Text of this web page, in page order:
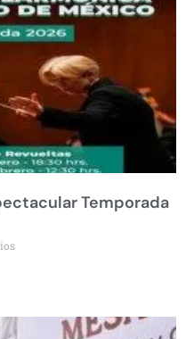
Temporada